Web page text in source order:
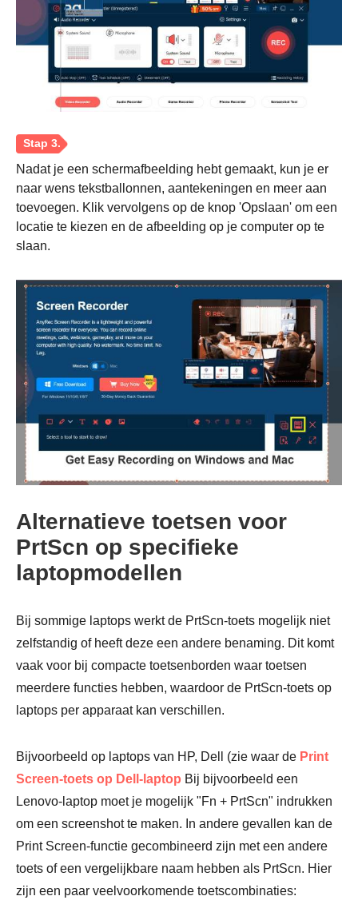
Stap 1.
Nadat je een schermafbeelding hebt gemaakt, kun je er
naar wens tekstballonnen, aantekeningen en meer aan
toevoegen. Klik vervolgens op de knop 'Opslaan' om een
locatie te kiezen en de afbeelding op je computer op te
slaan.
Alternatieve toetsen voor
PrtScn op specifieke
laptopmodellen
Bij sommige laptops werkt de PrtScn-toets mogelijk niet
zelfstandig of heeft deze een andere benaming. Dit komt
vaak voor bij compacte toetsenborden waar toetsen
meerdere functies hebben, waardoor de PrtScn-toets op
laptops per apparaat kan verschillen.
Bijvoorbeeld op laptops van HP, Dell (zie waar de Print
Screen-toets op Dell-laptop Bij bijvoorbeeld een
Lenovo-laptop moet je mogelijk "Fn + PrtScn" indrukken
om een screenshot te maken. In andere gevallen kan de
Print Screen-functie gecombineerd zijn met een andere
toets of een vergelijkbare naam hebben als PrtScn. Hier
zijn een paar veelvoorkomende toetscombinaties: